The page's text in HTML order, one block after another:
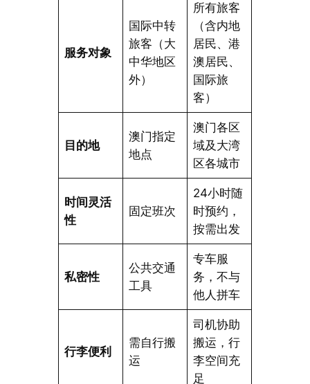
服务对象
国际中转
旅客（大
中华地区
外）
所有旅客
（含内地
居民、港
澳居民、
国际旅
客）
目的地
澳门指定
地点
澳门各区
域及大湾
区各城市
时间灵活
性
固定班次
24小时随
时预约，
按需出发
私密性
公共交通
工具
专车服
务，不与
他人拼车
行李便利
需自行搬
运
司机协助
搬运，行
李空间充
足